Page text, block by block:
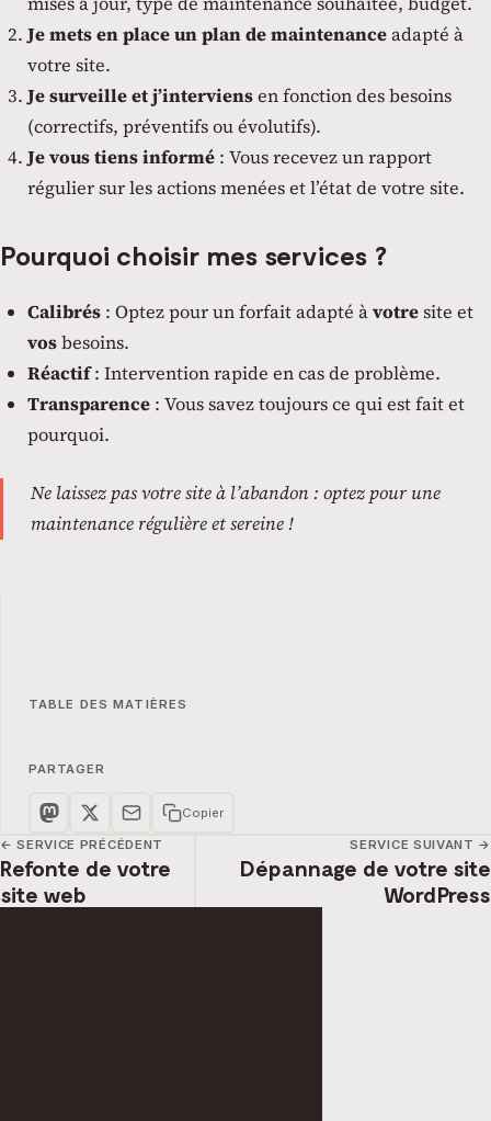
Je mets en place un plan de maintenanceadapté à
votre site.
Je surveille et j’interviensen fonction des besoins
(correctifs, préventifs ou évolutifs).
Je vous tiens informé: Vous recevez un rapport
régulier sur les actions menées et l’état de votre site.
Pourquoi choisir mes services ?
Calibrés: Optez pour un forfait adapté àvotresite et
vosbesoins.
Réactif: Intervention rapide en cas de problème.
Transparence: Vous savez toujours ce qui est fait et
pourquoi.
Ne laissez pas votre site à l’abandon : optez pour une
maintenance régulière et sereine !
TABLE DES MATIÈRES
PARTAGER
Copier
← SERVICE PRÉCÉDENT
Refonte de votre
site web
SERVICE SUIVANT →
Dépannage de votre site
WordPress